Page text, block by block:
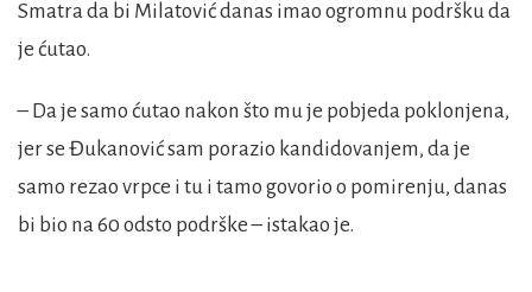
Smatra da bi Milatović danas imao ogromnu podršku da
je ćutao.
– Da je samo ćutao nakon što mu je pobjeda poklonjena,
jer se Đukanović sam porazio kandidovanjem, da je
samo rezao vrpce i tu i tamo govorio o pomirenju, danas
bi bio na 60 odsto podrške – istakao je.